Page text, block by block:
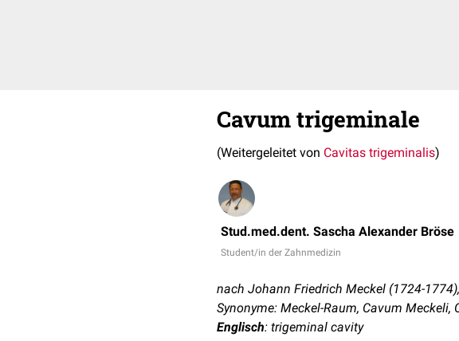
Cavum trigeminale
(Weitergeleitet von Cavitas trigeminalis)
Stud.med.dent. Sascha Alexander Bröse
Student/in der Zahnmedizin
nach Johann Friedrich Meckel (1724-
Synonyme: Meckel-Raum, Cavum
Englisch: trigeminal cavity